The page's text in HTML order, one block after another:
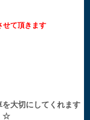
せて頂きます
大切にしてくれます
☆